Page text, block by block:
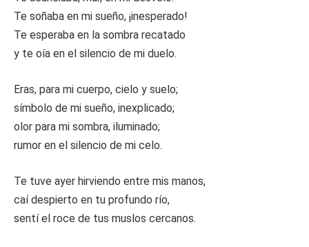
Te soñaba en mi sueño, ¡inesperado!
Te esperaba en la sombra recatado
y te oía en el silencio de mi duelo.
Eras, para mi cuerpo, cielo y suelo;
símbolo de mi sueño, inexplicado;
olor para mi sombra, iluminado;
rumor en el silencio de mi celo.
Te tuve ayer hirviendo entre mis manos,
caí despierto en tu profundo río,
sentí el roce de tus muslos cercanos.